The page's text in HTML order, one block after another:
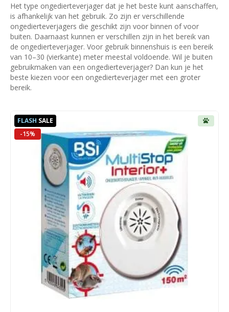
Het type ongedierteverjager dat je het beste kunt aanschaffen,
is afhankelijk van het gebruik. Zo zijn er verschillende
ongedierteverjagers die geschikt zijn voor binnen of voor
buiten. Daarnaast kunnen er verschillen zijn in het bereik van
de ongedierteverjager. Voor gebruik binnenshuis is een bereik
van 10–30 (vierkante) meter meestal voldoende. Wil je buiten
gebruikmaken van een ongedierteverjager? Dan kun je het
beste kiezen voor een ongedierteverjager met een groter
bereik.
FLASH SALE
-15%